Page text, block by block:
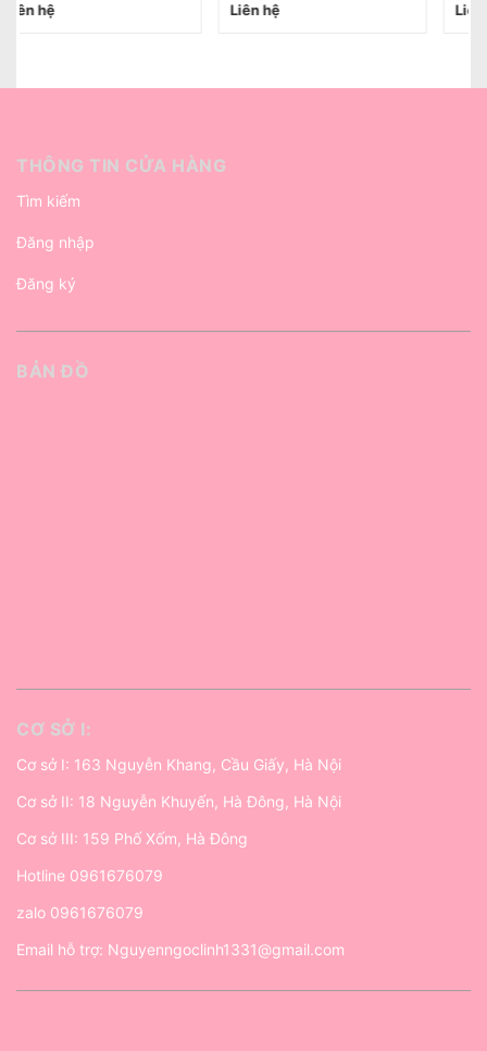
Liên hệ
Liên hệ
THÔNG TIN CỬA HÀNG
Tìm kiếm
Đăng nhập
Đăng ký
BẢN ĐỒ
CƠ SỞ I:
Cơ sở I: 163 Nguyễn Khang, Cầu Giấy, Hà Nội
Cơ sở II: 18 Nguyễn Khuyến, Hà Đông, Hà Nội
Cơ sở III: 159 Phố Xốm, Hà Đông
Hotline 0961676079
zalo 0961676079
Email hỗ trợ: Nguyenngoclinh1331@gmail.com